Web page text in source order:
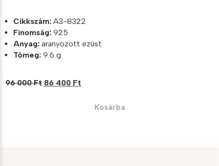
Cikkszám: A3-8322
Finomság: 925
Anyag: aranyozott ezüst
Tömeg: 9.6 g
96 000Ft Original
86 400 Ft
Kosárba